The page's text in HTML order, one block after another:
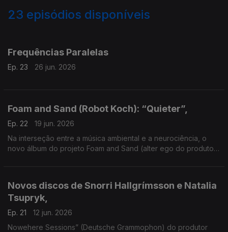
23 episódios disponíveis
Frequências Paralelas
Ep. 23 26 jun. 2026
Foam and Sand (Robot Koch): “Quieter”,
Ep. 22
19 jun. 2026
Na interseção entre a música ambiental e a neurociência, o
novo álbum do projeto Foam and Sand (alter ego do produtor
Novos discos de Snorri Hallgrímsson e Natalia
Tsupryk,
Ep. 21
12 jun. 2026
Nowehere Sessions” (Deutsche Grammophon) do produtor